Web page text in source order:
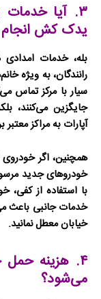
۳. آیا
یدک کش
بله، خدمات
رانندگان، به ویژه
سیاربا مرکز تماس
جایگزین می‌کنند،
آپارات به مراکز معتبر
همچنین، اگر
خودروهای جدید
با استفاده از کفی،
خدمات جانبی باعث
خیابان معطل نمانید.
۴. هزینه حمل
می‌شود؟